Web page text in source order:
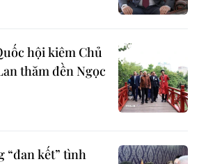
hội kiêm Chủ
thăm đền Ngọc
“đan kết” tình